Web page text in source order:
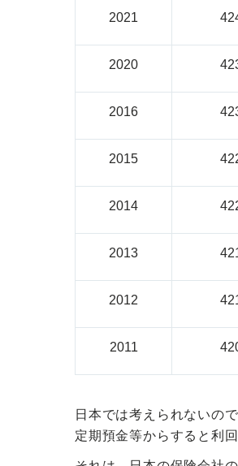
2021
2020
2016
2015
2014
2013
2012
2011
日本では考えられないの
定期預金等からすると利